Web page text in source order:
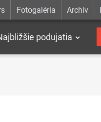
Fotogaléria Archív
podujatia